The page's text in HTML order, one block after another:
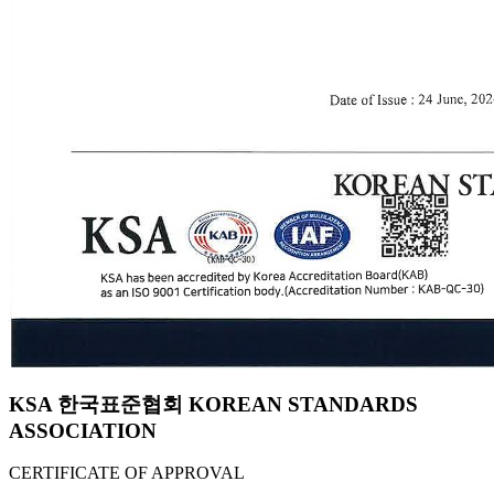
KSA 한국표준협회 KOREAN STANDARDS
ASSOCIATION
CERTIFICATE OF APPROVAL